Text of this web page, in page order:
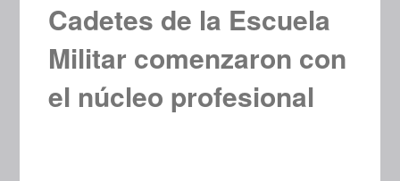
Cadetes de la Escuela
Militar comenzaron con
el núcleo profesional